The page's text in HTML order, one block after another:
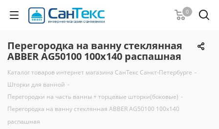
0
Перегородка на ванну стеклянная
ABBER AG50100 100x140 распашная
Каталог товаров интернет магазина СанТекс Санкт-Петербурге -
Шторки для ванной -
Перегородки на часть ванны + торцевые шторки(боковые) -
Перегородка на ванну стеклянная ABBER AG50100 100x140
распашная